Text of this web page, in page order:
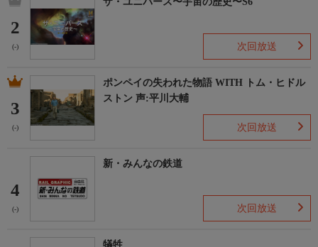
2
(-) 次回放送
3
(-)
ポンペイの失われた物語 WITH トム・ヒドル
ストン 声:平川大輔
次回放送
4
(-)
新・みんなの鉄道
次回放送
犠牲